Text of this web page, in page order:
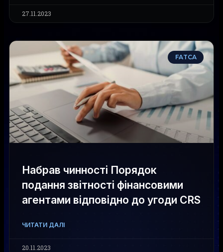
27.11.2023
FATCA
Набрав чинності Порядок
подання звітності фінансовими
агентами відповідно до угоди CRS
ЧИТАТИ ДАЛІ
20.11.2023